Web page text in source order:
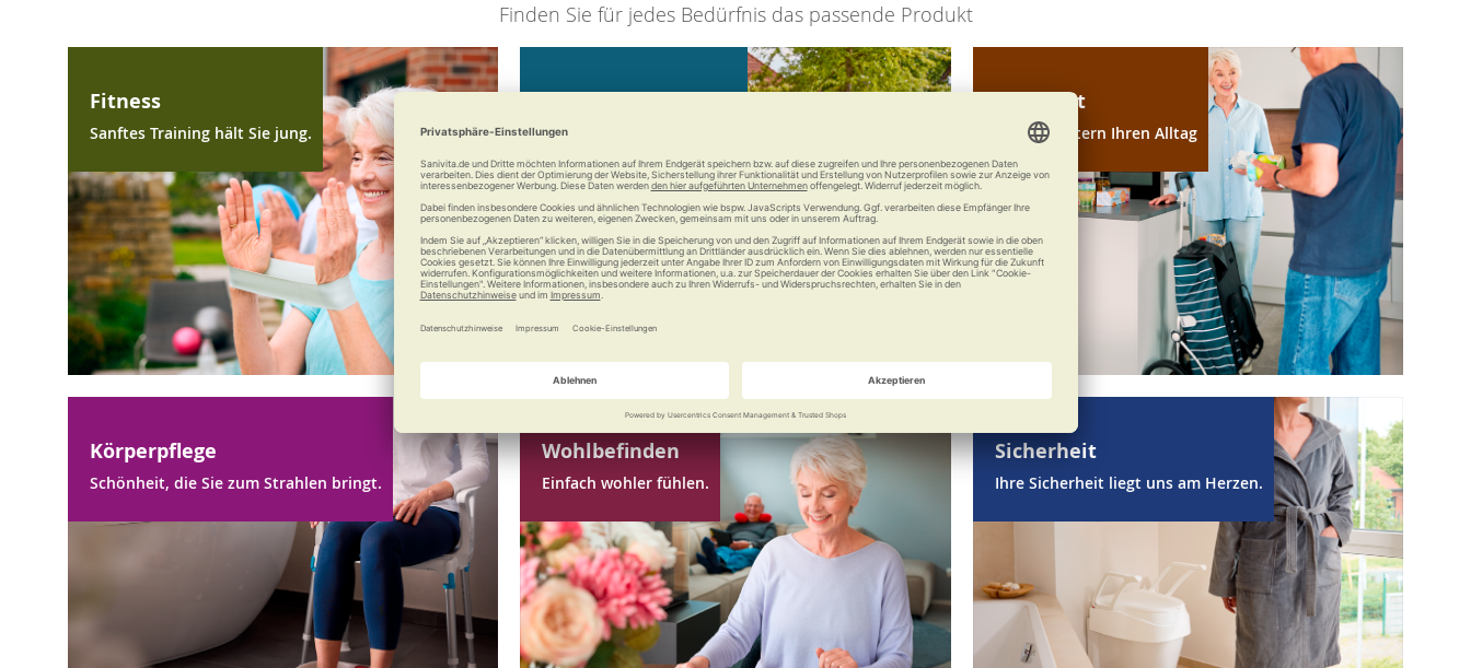
Finden Sie für jedes Bedürfnis das passende Produkt
Fitness
Sanftes Training hält Sie jung.
Mobilität
Bleiben Sie mobil mit uns.
Haushalt
Wir erleichtern Ihren Alltag
Körperpflege
Schönheit, die Sie zum Strahlen bringt.
Wohlbefinden
Einfach wohler fühlen.
Sicherheit
Ihre Sicherheit liegt uns am Herzen.